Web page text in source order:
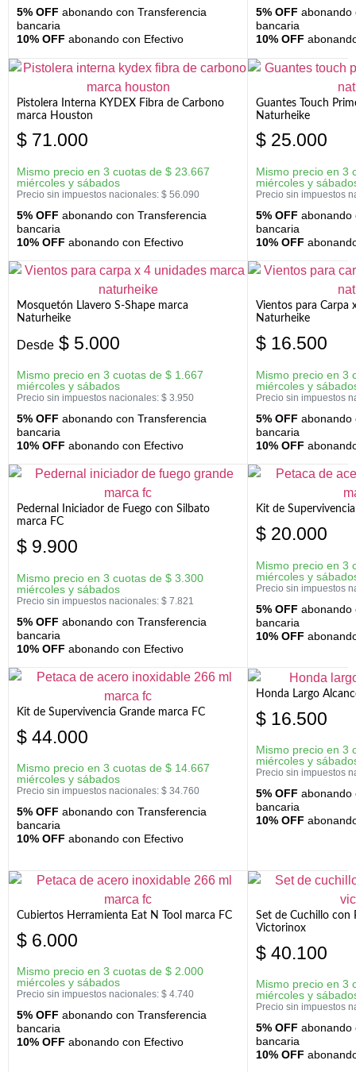
5% OFF abonando con Transferencia
bancaria
10% OFF abonando con Efectivo
5% OFF abonando
bancaria
10% OFF
Pistolera Interna KYDEX Fibra de Carbono
marca Houston
$ 71.000
Mismo precio en 3 cuotas de $ 23.667
miércoles y sábados
Precio sin impuestos nacionales: $ 56.090
5% OFF abonando con Transferencia
bancaria
10% OFF abonando con Efectivo
Guantes Touch
Naturheike
$ 25.000
Mismo precio en 3
miércoles y
Precio sin impuestos
5% OFF abonando
bancaria
10% OFF
Mosquetón Llavero S-Shape marca
Naturheike
Desde $ 5.000
Mismo precio en 3 cuotas de $ 1.667
miércoles y sábados
Precio sin impuestos nacionales: $ 3.950
5% OFF abonando con Transferencia
bancaria
10% OFF abonando con Efectivo
Vientos para Carpa
Naturheike
$ 16.500
Mismo precio en 3
miércoles y
Precio sin impuestos
5% OFF abonando
bancaria
10% OFF
Pedernal Iniciador de Fuego con Silbato
marca FC
$ 9.900
Mismo precio en 3 cuotas de $ 3.300
miércoles y sábados
Precio sin impuestos nacionales: $ 7.821
5% OFF abonando con Transferencia
bancaria
10% OFF abonando con Efectivo
Kit de
$ 20.000
Mismo precio en 3
miércoles y
Precio sin impuestos
5% OFF abonando
bancaria
10% OFF
Kit de Supervivencia Grande marca FC
$ 44.000
Mismo precio en 3 cuotas de $ 14.667
miércoles y sábados
Precio sin impuestos nacionales: $ 34.760
5% OFF abonando con Transferencia
bancaria
10% OFF abonando con Efectivo
Honda Largo
$ 16.500
Mismo precio en 3
miércoles y
Precio sin impuestos
5% OFF abonando
bancaria
10% OFF
Cubiertos Herramienta Eat N Tool marca FC
$ 6.000
Mismo precio en 3 cuotas de $ 2.000
miércoles y sábados
Precio sin impuestos nacionales: $ 4.740
5% OFF abonando con Transferencia
bancaria
10% OFF abonando con Efectivo
Set de Cuchillo con
Victorinox
$ 40.100
Mismo precio en 3
miércoles y
Precio sin impuestos
5% OFF abonando
bancaria
10% OFF